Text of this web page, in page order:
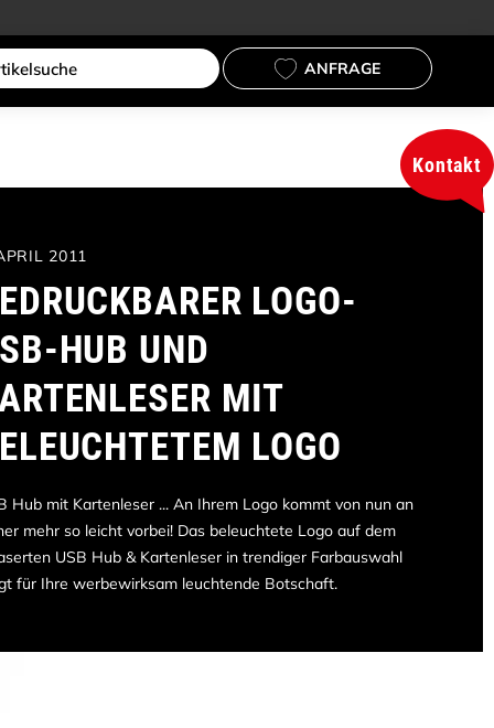
ANFRAGE
2011
LOGO-
HUB UND
MIT
LOGO
Hub mit Kartenleser ... An Ihrem Logo kommt von nun an
mehr so leicht vorbei! Das beleuchtete Logo auf dem
USB Hub & Kartenleser in trendiger Farbauswahl
für Ihre werbewirksam leuchtende Botschaft.
Kontakt